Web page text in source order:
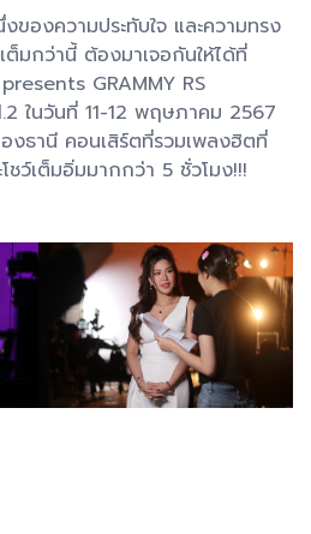
องความประทับใจ และความทรง
ต็มกว่านี้ ต้องมาเจอกันให้ได้ที่
GRAMMY RS
ในวันที่ 11-12 พฤษภาคม 2567
ธานี คอนเสิร์ตที่รวมเพลงฮิตที่
ชว์เต็มอิ่มมากกว่า 5 ชั่วโมง!!!